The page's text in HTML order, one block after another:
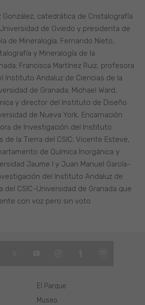
catedrática de Cristalografía
de Oviedo y presidenta de
de Mineralogía; Fernando Nieto,
y Mineralogía de la
Francisca Martínez Ruiz, profesora
Instituto Andaluz de Ciencias de la
de Granada; Michael Ward,
y director del Instituto de Diseño
de Nueva York, Encarnación
de Investigación del Instituto
de la Tierra del CSIC; Vicente Esteve,
de Química Inorgánica y
Jaume I y Juan Manuel García-
del Instituto Andaluz de
del CSIC-Universidad de Granada que
con voz pero sin voto.
El Parque
Museo